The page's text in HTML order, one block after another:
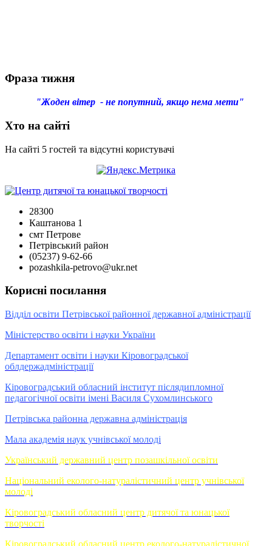
Фраза тижня
"Жоден вітер - не попутний, якщо нема мети"
Хто на сайті
На сайті 5 гостей та відсутні користувачі
28300
Каштанова 1
смт Петрове
Петрівський район
(05237) 9-62-66
pozashkila-petrovo@ukr.net
Корисні посилання
Відділ освіти Петрівської районної державної адміністрації
Міністерство освіти і науки України
Департамент освіти і науки Кіровоградської
облдержадміністрації
Кіровоградський обласний інститут післядипломної
педагогічної освіти імені Василя Сухомлинського
Петрівська районна державна адміністрація
Мала академія наук учнівської молоді
Український державний центр позашкільної освіти
Національний еколого-натуралістичний центр учнівської
молоді
Кіровоградський обласний центр дитячої та юнацької
творчості
Кіровоградський обласний центр еколого-натуралістичної